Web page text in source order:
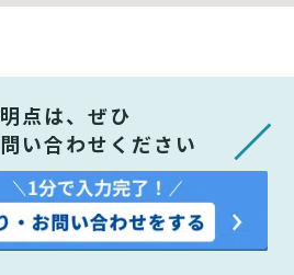
点は、ぜひ
い合わせください